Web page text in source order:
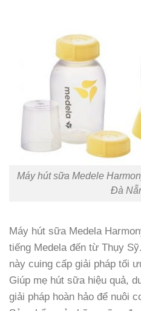
Máy hút sữa Medele
Đà
Máy hút sữa Medela
tiếng Medela đến từ Thụy
này cuing cấp giải pháp tối
Giúp mẹ hút sữa hiệu quả,
giải pháp hoàn hảo để nuôi